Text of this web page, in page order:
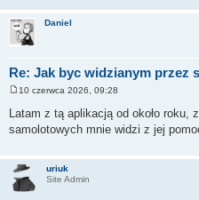
Daniel
Re: Jak byc widzianym przez
o
s
t
10 czerwca 2026, 09:28
Latam z tą aplikacją od około roku,
samolotowych mnie widzi z jej
uriuk
Site Admin